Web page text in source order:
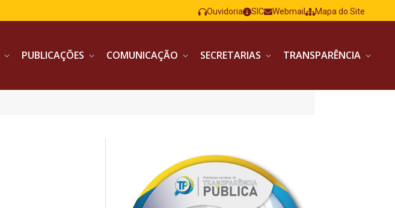
Ouvidoria SIC Webmail Mapa do Site
PUBLICAÇÕES COMUNICAÇÃO SECRETARIAS TRANSPARÊNCIA